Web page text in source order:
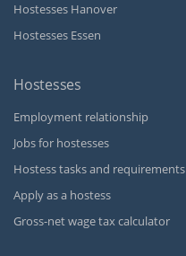
Hostesses Hanover
Hostesses Essen
Hostesses
Employment relationship
Jobs for hostesses
Hostess tasks and requirements
Apply as a hostess
Gross-net wage tax calculator